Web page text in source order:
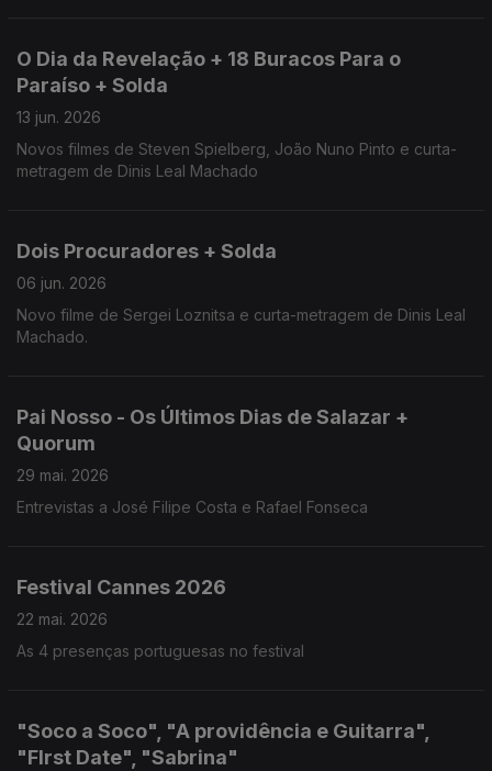
O Dia da Revelação + 18 Buracos Para o
Paraíso + Solda
13 jun. 2026
Novos filmes de Steven Spielberg, João Nuno Pinto e curta-
metragem de Dinis Leal Machado
Dois Procuradores + Solda
06 jun. 2026
Novo filme de Sergei Loznitsa e curta-metragem de Dinis Leal
Machado.
Pai Nosso - Os Últimos Dias de Salazar +
Quorum
29 mai. 2026
Entrevistas a José Filipe Costa e Rafael Fonseca
Festival Cannes 2026
22 mai. 2026
As 4 presenças portuguesas no festival
"Soco a Soco", "A providência e Guitarra",
"FIrst Date", "Sabrina"